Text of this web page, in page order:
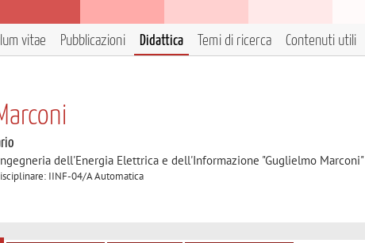
vitae Pubblicazioni Didattica Temi di ricerca Contenuti utili
dell'Energia Elettrica e dell'Informazione "Guglielmo Marconi"
IINF-04/A Automatica